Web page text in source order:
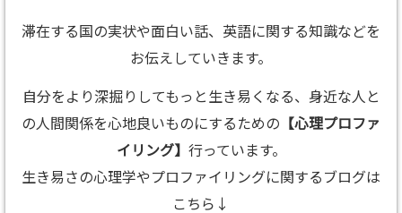
滞在する国の実状や面白い話、英語に関する知識などを
お伝えしていきます。
自分をより深掘りしてもっと生き易くなる、身近な人と
の人間関係を心地良いものにするための 【心理プロファ
イリング】 行っています。
生き易さの心理学やプロファイリングに関するブログは
こちら↓